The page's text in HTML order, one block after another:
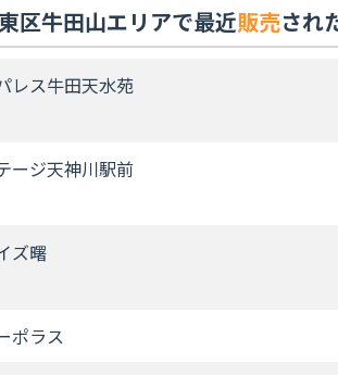
区牛田山エリアで最近販売され
レス牛田天水苑
ージ天神川駅前
ズ曙
ポラス